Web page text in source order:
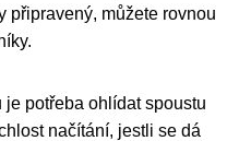
připravený, můžete rovnou
potřeba ohlídat spoustu
načítání, jestli se dá